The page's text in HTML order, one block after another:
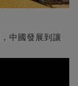
中國發展到讓